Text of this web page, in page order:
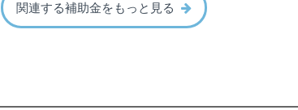
関連する補助金をもっと見る